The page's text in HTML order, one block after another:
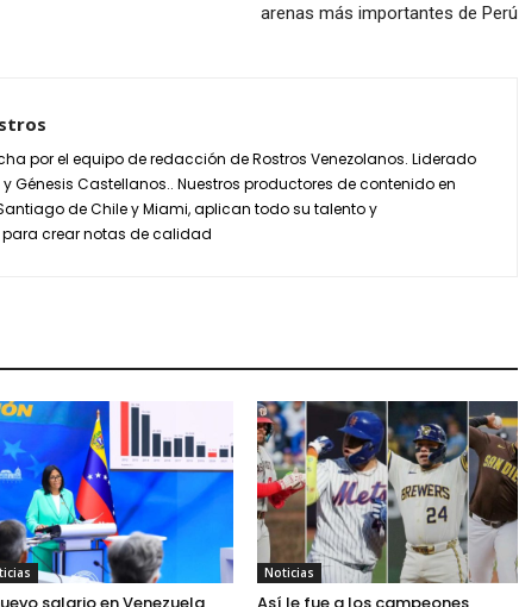
arenas más importantes de Perú
por el equipo de redacción de Rostros Venezolanos. Liderado
y Génesis Castellanos.. Nuestros productores de contenido en
de Chile y Miami, aplican todo su talento y
crear notas de calidad
salario en Venezuela
Noticias
Así le fue a los campeones